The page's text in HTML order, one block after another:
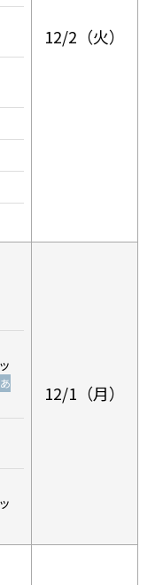
12/2（火）
12/1（月）